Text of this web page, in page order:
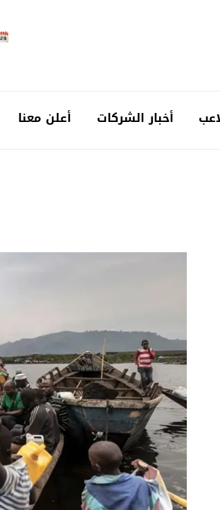
أخبار الشركات أعلن معنا